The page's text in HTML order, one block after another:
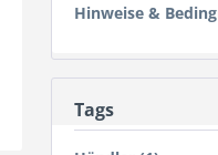
Hinweise &
Tags